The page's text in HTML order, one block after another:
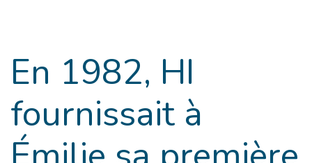
En 1982, HI
fournissait à